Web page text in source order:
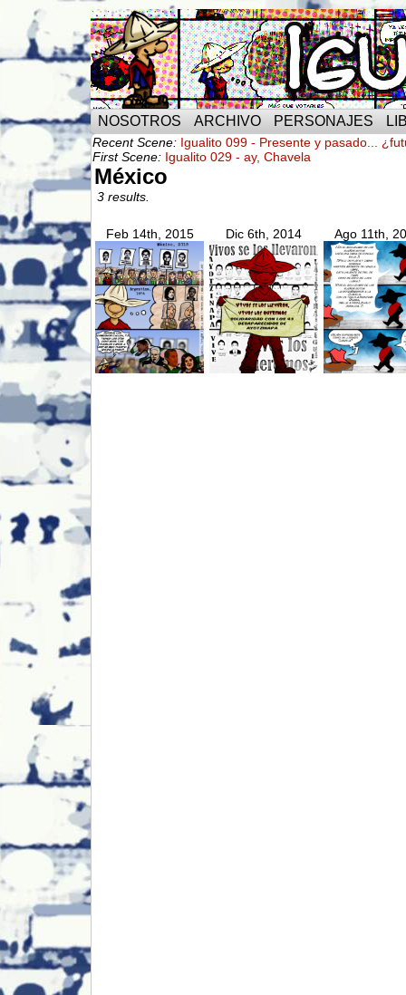
NOSOTROS ARCHIVO PERSONAJES
Recent Scene: Igualito 099 - Presente y pasado...
First Scene: Igualito 029 - ay, Chavela
México
3 results.
Feb 14th, 2015 Dic 6th, 2014 Ago 11th,